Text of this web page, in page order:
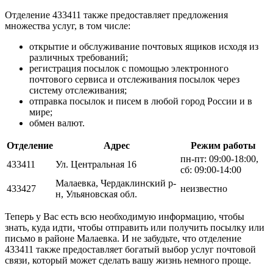
Отделение 433411 также предоставляет предложения
множества услуг, в том числе:
открытие и обслуживание почтовых ящиков исходя из
различных требований;
регистрация посылок с помощью электронного
почтового сервиса и отслеживания посылок через
систему отслеживания;
отправка посылок и писем в любой город России и в
мире;
обмен валют.
Отделение Адрес
Режим работы
433411
Ул. Центральная 16
пн-пт: 09:00-18:00,
сб: 09:00-14:00
433427
Малаевка, Чердаклинский р-
н, Ульяновская обл.
неизвестно
Теперь у Вас есть всю необходимую информацию, чтобы
знать, куда идти, чтобы отправить или получить посылку или
письмо в районе Малаевка. И не забудьте, что отделение
433411 также предоставляет богатый выбор услуг почтовой
связи, который может сделать вашу жизнь немного проще.